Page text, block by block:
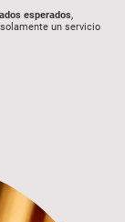
esperados,
un servicio